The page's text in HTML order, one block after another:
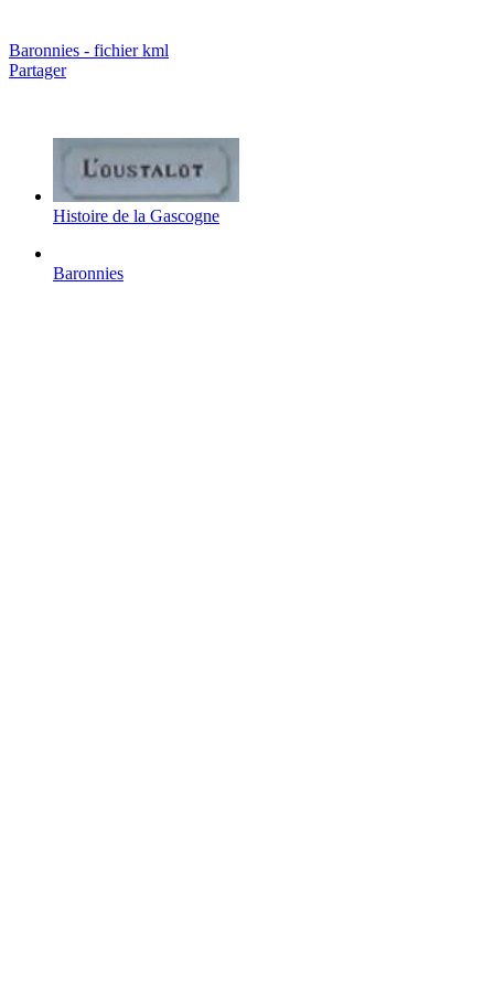
Baronnies - fichier kml
Partager
Histoire de la Gascogne
Baronnies